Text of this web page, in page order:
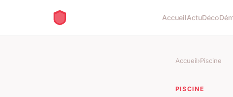
AccueilActuDéco
Accueil›Piscine
PISCINE